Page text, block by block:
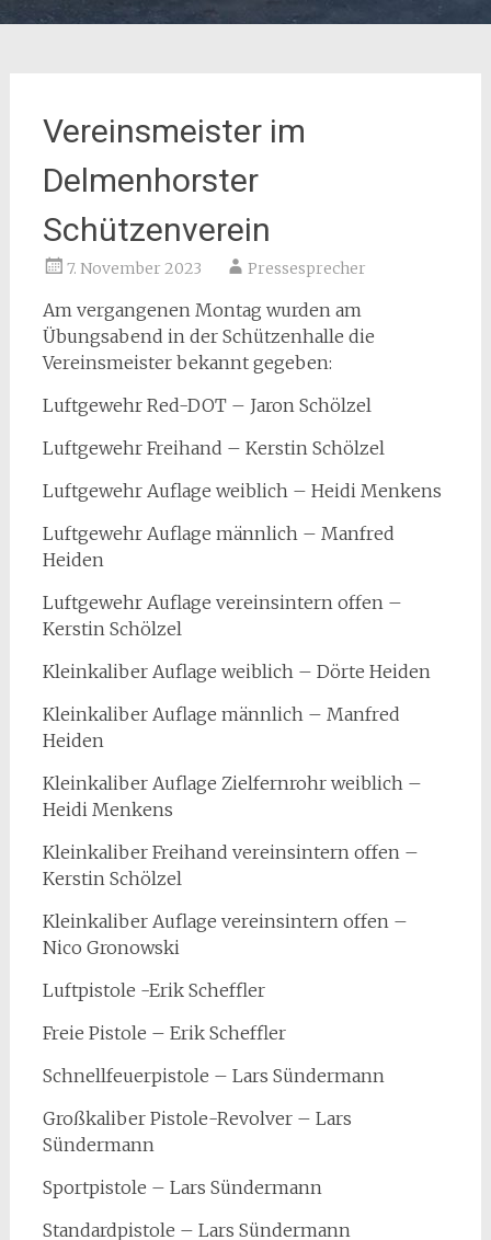
Vereinsmeister im
Delmenhorster
Schützenverein
7. November 2023 Pressesprecher
Am vergangenen Montag wurden am
Übungsabend in der Schützenhalle die
Vereinsmeister bekannt gegeben:
Luftgewehr Red-DOT – Jaron Schölzel
Luftgewehr Freihand – Kerstin Schölzel
Luftgewehr Auflage weiblich – Heidi Menkens
Luftgewehr Auflage männlich – Manfred
Heiden
Luftgewehr Auflage vereinsintern offen –
Kerstin Schölzel
Kleinkaliber Auflage weiblich – Dörte Heiden
Kleinkaliber Auflage männlich – Manfred
Heiden
Kleinkaliber Auflage Zielfernrohr weiblich –
Heidi Menkens
Kleinkaliber Freihand vereinsintern offen –
Kerstin Schölzel
Kleinkaliber Auflage vereinsintern offen –
Nico Gronowski
Luftpistole -Erik Scheffler
Freie Pistole – Erik Scheffler
Schnellfeuerpistole – Lars Sündermann
Großkaliber Pistole-Revolver – Lars
Sündermann
Sportpistole – Lars Sündermann
Standardpistole – Lars Sündermann